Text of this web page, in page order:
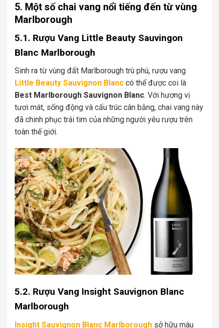
5. Một số chai vang nổi tiếng đến từ vùng
Marlborough
5.1. Rượu Vang Little Beauty Sauvingon
Blanc Marlborough
Sinh ra từ vùng đất Marlborough trù phú, rượu vang
Little Beauty Sauvignon Blanc có thể được coi là
Best Marlborough Sauvignon Blanc. Với hương vị
tươi mát, sống động và cấu trúc cân bằng, chai vang này
đã chinh phục trái tim của những người yêu rượu trên
toàn thế giới.
5.2. Rượu Vang Insight Sauvignon Blanc
Marlborough
Insight Sauvignon Blanc Marlborough sở hữu màu